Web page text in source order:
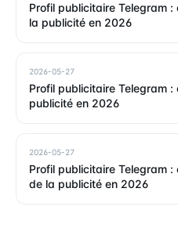
Profil publicitaire Telegram
la publicité en 2026
2026-05-27
Profil publicitaire Telegram
publicité en 2026
2026-05-27
Profil publicitaire Telegram
de la publicité en 2026